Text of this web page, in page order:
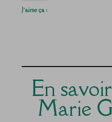
J’aime ça :
En
Marie